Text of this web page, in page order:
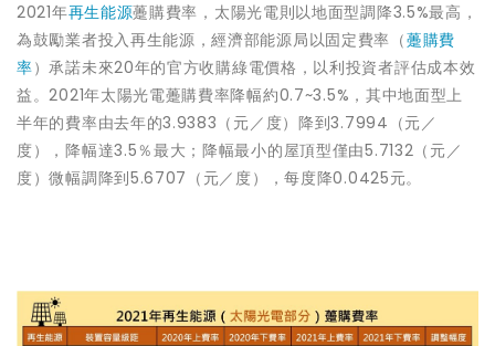
2021年再生能源躉購費率，太陽光電則以地面型調降3.5%最高，
為鼓勵業者投入再生能源，經濟部能源局以固定費率（躉購費
率）承諾未來20年的官方收購綠電價格，以利投資者評估成本效
益。2021年太陽光電躉購費率降幅約0.7~3.5%，其中地面型上
半年的費率由去年的3.9383（元／度）降到3.7994（元／
度），降幅達3.5％最大；降幅最小的屋頂型僅由5.7132（元／
度）微幅調降到5.6707（元／度），每度降0.0425元。